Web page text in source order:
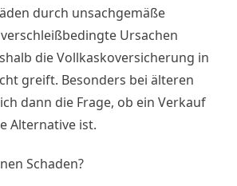
durch unsachgemäße
Ursachen
die Vollkaskoversicherung in
greift. Besonders bei älteren
dann die Frage, ob ein Verkauf
Alternative ist.
Schaden?